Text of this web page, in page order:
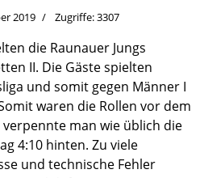
2019 Zugriffe: 3307
die Raunauer Jungs
II. Die Gäste spielten
und somit gegen Männer I
waren die Rollen vor dem
man wie üblich die
4:10 hinten. Zu viele
und technische Fehler